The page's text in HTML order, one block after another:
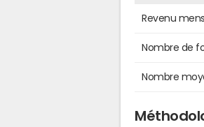
Revenu
Nombre de
Nombre